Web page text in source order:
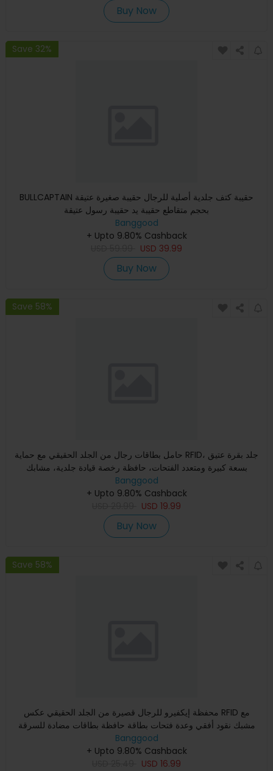
Buy Now
Save 32%
BULLCAPTAIN حقيبة كتف جلدية أصلية للرجال حقيبة صغيرة عتيقة
بحجم متقاطع حقيبة يد حقيبة رسول عتيقة
Banggood
+ Upto 9.80% Cashback
USD 39.99
Buy Now
Save 58%
حامل بطاقات رجال من الجلد الحقيقي مع حماية RFID، جلد بقرة عتيق
بسعة كبيرة ومتعدد الفتحات، حافظة رخصة قيادة جلدية، مشابك
Banggood
+ Upto 9.80% Cashback
USD 19.99
Buy Now
Save 58%
محفظة إيكفيرو للرجال قصيرة من الجلد الحقيقي عكس RFID مع
مشبك نقود أفقي وعدة فتحات بطاقة حافظة بطاقات مضادة للسرقة
ومحفظة
Banggood
+ Upto 9.80% Cashback
USD 16.99